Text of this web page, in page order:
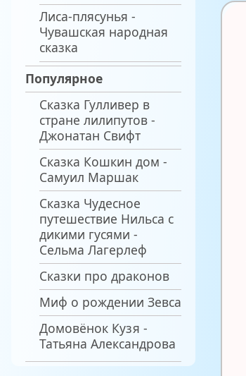
Лиса-плясунья -
Чувашская народная
сказка
Популярное
Сказка Гулливер в
стране лилипутов -
Джонатан Свифт
Сказка Кошкин дом -
Самуил Маршак
Сказка Чудесное
путешествие Нильса с
дикими гусями -
Сельма Лагерлеф
Сказки про драконов
Миф о рождении Зевса
Домовёнок Кузя -
Татьяна Александрова